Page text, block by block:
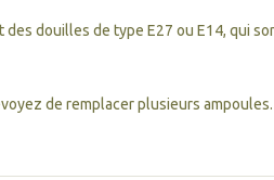
douilles de type E27 ou E14, qui
de remplacer plusieurs